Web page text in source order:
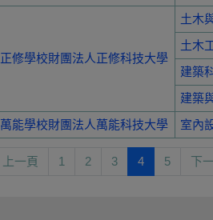
正修學校財團法人正修科技大學
土木
土木
建築
建築
萬能學校財團法人萬能科技大學 室內
上一頁 1 2 3 4 5 下